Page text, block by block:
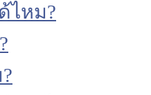
ไหม?